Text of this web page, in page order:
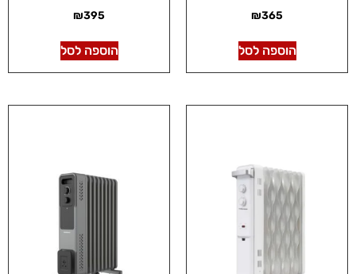
₪365
הוספה לסל
₪395
הוספה לסל